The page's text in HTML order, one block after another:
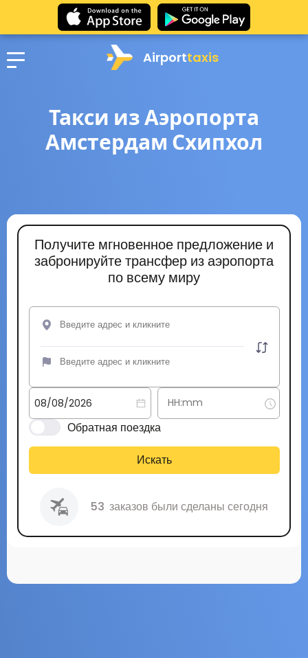
Airporttaxis
Такси из Аэропорта
Амстердам Схипхол
Получите мгновенное предложение и
забронируйте трансфер из аэропорта
по всему миру
Обратная поездка
Искать
53 заказов были сделаны сегодня